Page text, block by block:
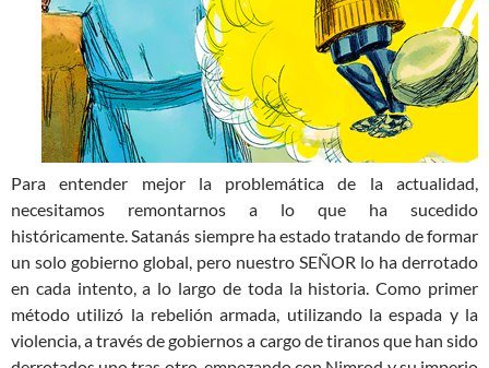
Para entender mejor la problemática de la actualidad,
necesitamos remontarnos a lo que ha sucedido
históricamente. Satanás siempre ha estado tratando de formar
un solo gobierno global, pero nuestro SEÑOR lo ha derrotado
en cada intento, a lo largo de toda la historia. Como primer
método utilizó la rebelión armada, utilizando la espada y la
violencia, a través de gobiernos a cargo de tiranos que han sido